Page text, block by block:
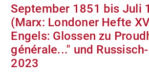
MEGA-BÄNDE
PUBLIKATIONEN
IMES
MITARBEITER*INNEN
September 1851 bis Juli
(Marx: Londoner Hefte
Engels: Glossen zu
générale..." und
2023